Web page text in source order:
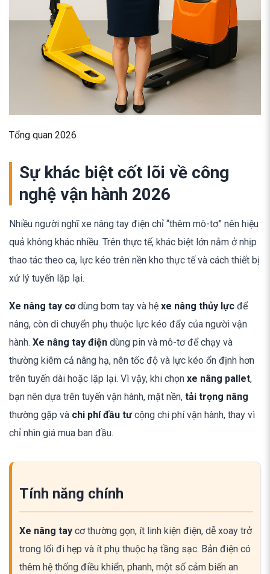
Tổng quan 2026
Sự khác biệt cốt lõi về công
nghệ vận hành 2026
Nhiều người nghĩ xe nâng tay điện chỉ “thêm mô-tơ” nên hiệu
quả không khác nhiều. Trên thực tế, khác biệt lớn nằm ở nhịp
thao tác theo ca, lực kéo trên nền kho thực tế và cách thiết bị
xử lý tuyến lặp lại.
Xe nâng tay cơdùng bơm tay và hệ xe nâng thủy lực để
nâng, còn di chuyển phụ thuộc lực kéo đẩy của người vận
hành. Xe nâng tay điện dùng pin và mô-tơ để chạy và
thường kiêm cả nâng hạ, nên tốc độ và lực kéo ổn định hơn
trên tuyến dài hoặc lặp lại. Vì vậy, khi chọn xe nâng pallet,
bạn nên dựa trên tuyến vận hành, mặt nền, tải trọng nâng
thường gặp và chi phí đầu tưcộng chi phí vận hành, thay vì
chỉ nhìn giá mua ban đầu.
Tính năng chính
Xe nâng tay cơ thường gọn, ít linh kiện điện, dễ xoay trở
trong lối đi hẹp và ít phụ thuộc hạ tầng sạc. Bản điện có
thêm hệ thống điều khiển, phanh, một số cảm biến an